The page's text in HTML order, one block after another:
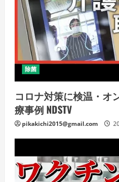
除菌
コロナ対策に検温・オ
療事例 NDSTV
pikakichi2015@gmail.com